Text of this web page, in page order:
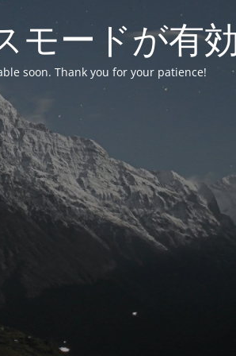
モードが有
soon. Thank you for your patience!